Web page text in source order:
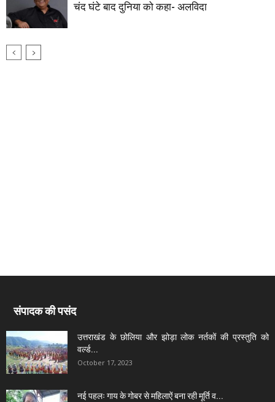
चंद घंटे बाद दुनिया को कहा- अलविदा
संपादक की पसंद
उत्तराखंड के छोलिया और झोड़ा लोक नर्तकों की प्रस्तुति को
वर्ल्ड...
October 17, 2023
नई पहलः गाय के गोबर से महिलाऐं बना रही मूर्ति व...